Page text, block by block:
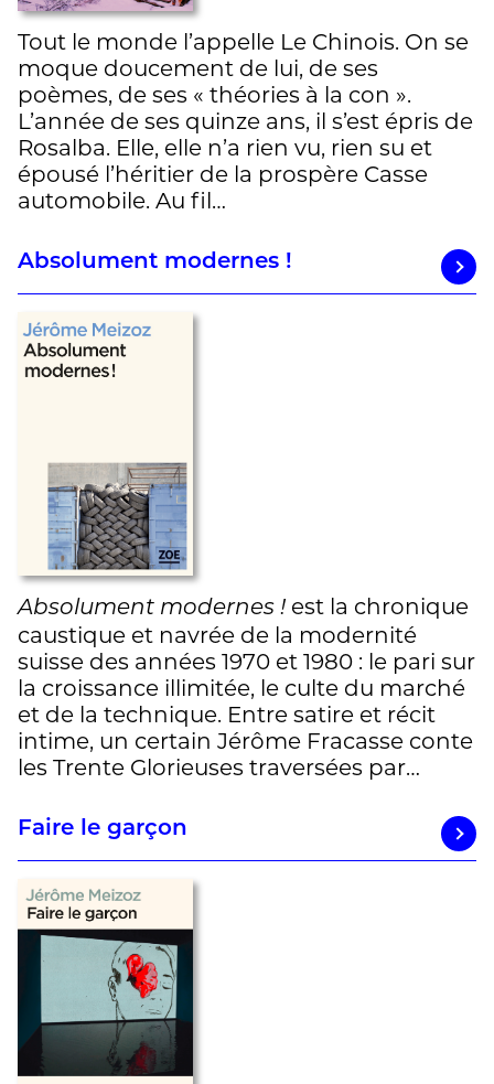
Tout le monde l’appelle Le Chinois. On se
moque doucement de lui, de ses
poèmes, de ses « théories à la con ».
L’année de ses quinze ans, il s’est épris de
Rosalba. Elle, elle n’a rien vu, rien su et
épousé l’héritier de la prospère Casse
automobile. Au fil…
Absolument modernes !
Absolument modernes ! est la chronique
caustique et navrée de la modernité
suisse des années 1970 et 1980 : le pari sur
la croissance illimitée, le culte du marché
et de la technique. Entre satire et récit
intime, un certain Jérôme Fracasse conte
les Trente Glorieuses traversées par…
Faire le garçon